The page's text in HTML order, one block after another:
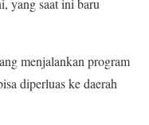
yang saat ini baru
menjalankan program
diperluas ke daerah